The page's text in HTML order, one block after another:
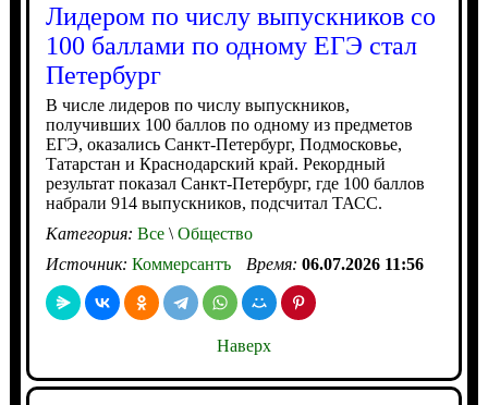
Лидером по числу выпускников со
100 баллами по одному ЕГЭ стал
Петербург
В числе лидеров по числу выпускников,
получивших 100 баллов по одному из предметов
ЕГЭ, оказались Санкт-Петербург, Подмосковье,
Татарстан и Краснодарский край. Рекордный
результат показал Санкт-Петербург, где 100 баллов
набрали 914 выпускников, подсчитал ТАСС.
Категория: Все\Общество
Источник: Коммерсантъ Время: 06.07.2026 11:56
Наверх